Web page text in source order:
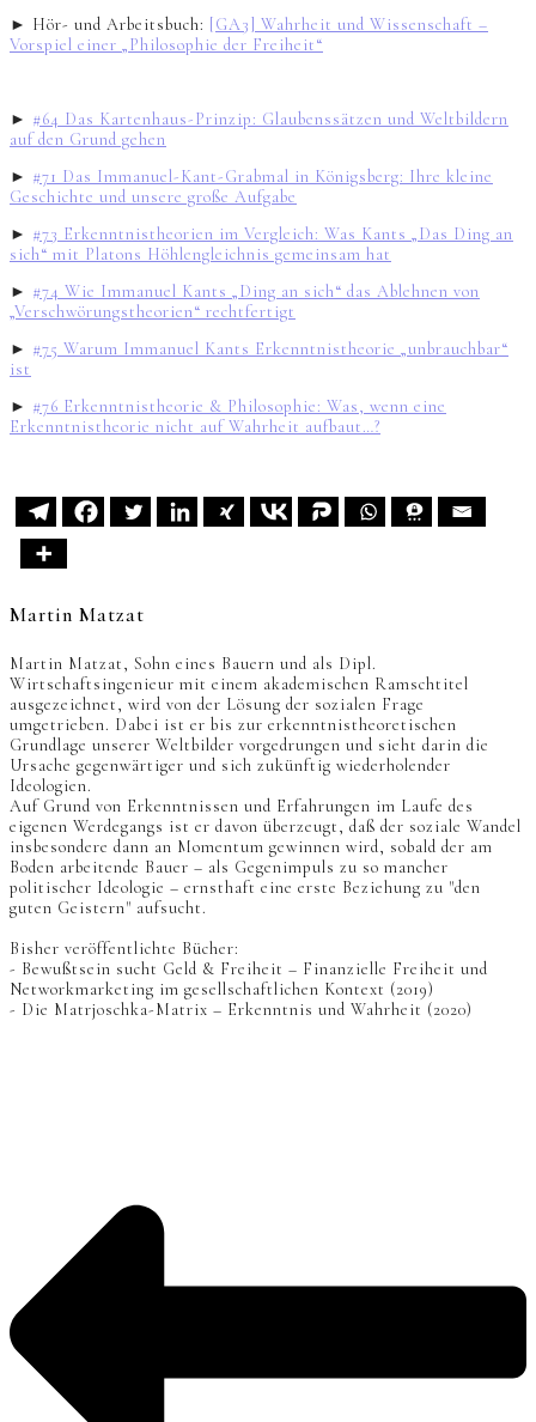
► Hör- und Arbeitsbuch: [GA3] Wahrheit und Wissenschaft –
Vorspiel einer „Philosophie der Freiheit“
► #64 Das Kartenhaus-Prinzip: Glaubenssätzen und Weltbildern
auf den Grund gehen
► #71 Das Immanuel-Kant-Grabmal in Königsberg: Ihre kleine
Geschichte und unsere große Aufgabe
► #73 Erkenntnistheorien im Vergleich: Was Kants „Das Ding an
sich“ mit Platons Höhlengleichnis gemeinsam hat
► #74 Wie Immanuel Kants „Ding an sich“ das Ablehnen von
„Verschwörungstheorien“ rechtfertigt
► #75 Warum Immanuel Kants Erkenntnistheorie „unbrauchbar“
ist
► #76 Erkenntnistheorie & Philosophie: Was, wenn eine
Erkenntnistheorie nicht auf Wahrheit aufbaut…?
Martin Matzat
Martin Matzat, Sohn eines Bauern und als Dipl.
Wirtschaftsingenieur mit einem akademischen Ramschtitel
ausgezeichnet, wird von der Lösung der sozialen Frage
umgetrieben. Dabei ist er bis zur erkenntnistheoretischen
Grundlage unserer Weltbilder vorgedrungen und sieht darin die
Ursache gegenwärtiger und sich zukünftig wiederholender
Ideologien.
Auf Grund von Erkenntnissen und Erfahrungen im Laufe des
eigenen Werdegangs ist er davon überzeugt, daß der soziale Wandel
insbesondere dann an Momentum gewinnen wird, sobald der am
Boden arbeitende Bauer – als Gegenimpuls zu so mancher
politischer Ideologie – ernsthaft eine erste Beziehung zu "den
guten Geistern" aufsucht.
Bisher veröffentlichte Bücher:
- Bewußtsein sucht Geld & Freiheit – Finanzielle Freiheit und
Networkmarketing im gesellschaftlichen Kontext (2019)
- Die Matrjoschka-Matrix – Erkenntnis und Wahrheit (2020)